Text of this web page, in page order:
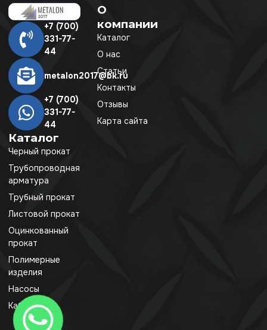
+7 (700)
331-77-
44
metalon2017@bk.ru
+7 (700)
331-77-
44
Каталог
Черный прокат
Трубопроводная
арматура
Трубный прокат
Листовой прокат
Оцинкованный
прокат
Полимерные
изделия
Насосы
Кабель
О
компании
Каталог
О нас
Статьи
Контакты
Отзывы
Карта сайта